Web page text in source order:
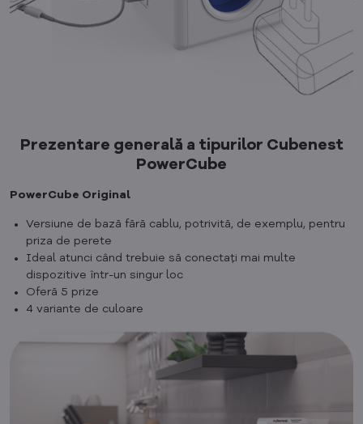
Prezentare generală a tipurilor Cubenest
PowerCube
PowerCube Original
Versiune de bază fără cablu, potrivită, de exemplu, pentru
priza de perete
Ideal atunci când trebuie să conectați mai multe
dispozitive într-un singur loc
Oferă 5 prize
4 variante de culoare